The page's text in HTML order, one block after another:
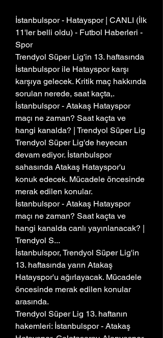
İstanbulspor - Hatayspor | CANLI (İlk
11'ler belli oldu) - Futbol Haberleri -
Spor
Trendyol Süper Lig'in 13. haftasında
İstanbulspor ile Hatayspor karşı
karşıya gelecek. Kritik maç hakkında
sorulan nerede, saat kaçta,.
İstanbulspor - Atakaş Hatayspor
maçı ne zaman? Saat kaçta ve
hangi kanalda? | Trendyol Süper Lig
Trendyol Süper Lig'de heyecan
devam ediyor. İstanbulspor
sahasında Atakaş Hatayspor'u
konuk edecek. Mücadele öncesinde
merak edilen konular.
İstanbulspor - Atakaş Hatayspor
maçı ne zaman? Saat kaçta ve
hangi kanalda canlı yayınlanacak? |
Trendyol S...
İstanbulspor, Trendyol Süper Lig'in
13. haftasında yarın Atakaş
Hatayspor'u ağırlayacak. Mücadele
öncesinde merak edilen konular
arasında.
Trendyol Süper Lig 13. haftanın
hakemleri: İstanbulspor - Atakaş